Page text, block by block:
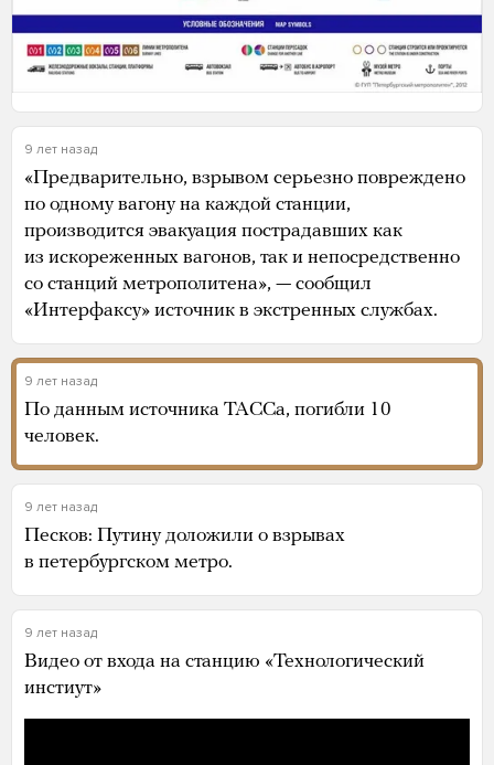
9 лет назад
«Предварительно, взрывом серьезно повреждено
по одному вагону на каждой станции,
производится эвакуация пострадавших как
из искореженных вагонов, так и непосредственно
со станций метрополитена», — сообщил
«Интерфаксу» источник в экстренных службах.
9 лет назад
По данным источника ТАССа, погибли 10
человек.
9 лет назад
Песков: Путину доложили о взрывах
в петербургском метро.
9 лет назад
Видео от входа на станцию «Технологический
инстиут»